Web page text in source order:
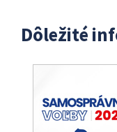
Dôležité